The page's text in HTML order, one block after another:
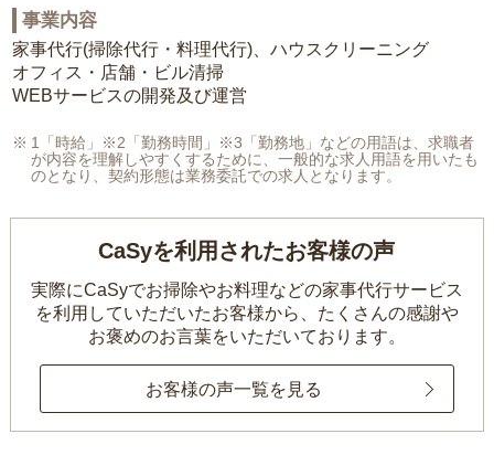
事業内容
家事代行(掃除代行・料理代行)、ハウスクリーニング
オフィス・店舗・ビル清掃
WEBサービスの開発及び運営
1「時給」※2「勤務時間」※3「勤務地」などの用語は、求職者
が内容を理解しやすくするために、一般的な求人用語を用いたも
のとなり、契約形態は業務委託での求人となります。
CaSyを利用されたお客様の声
実際にCaSyでお掃除やお料理などの家事代行サービス
を利用していただいたお客様から、 たくさんの感謝や
お褒めのお言葉をいただいております。
お客様の声一覧を見る